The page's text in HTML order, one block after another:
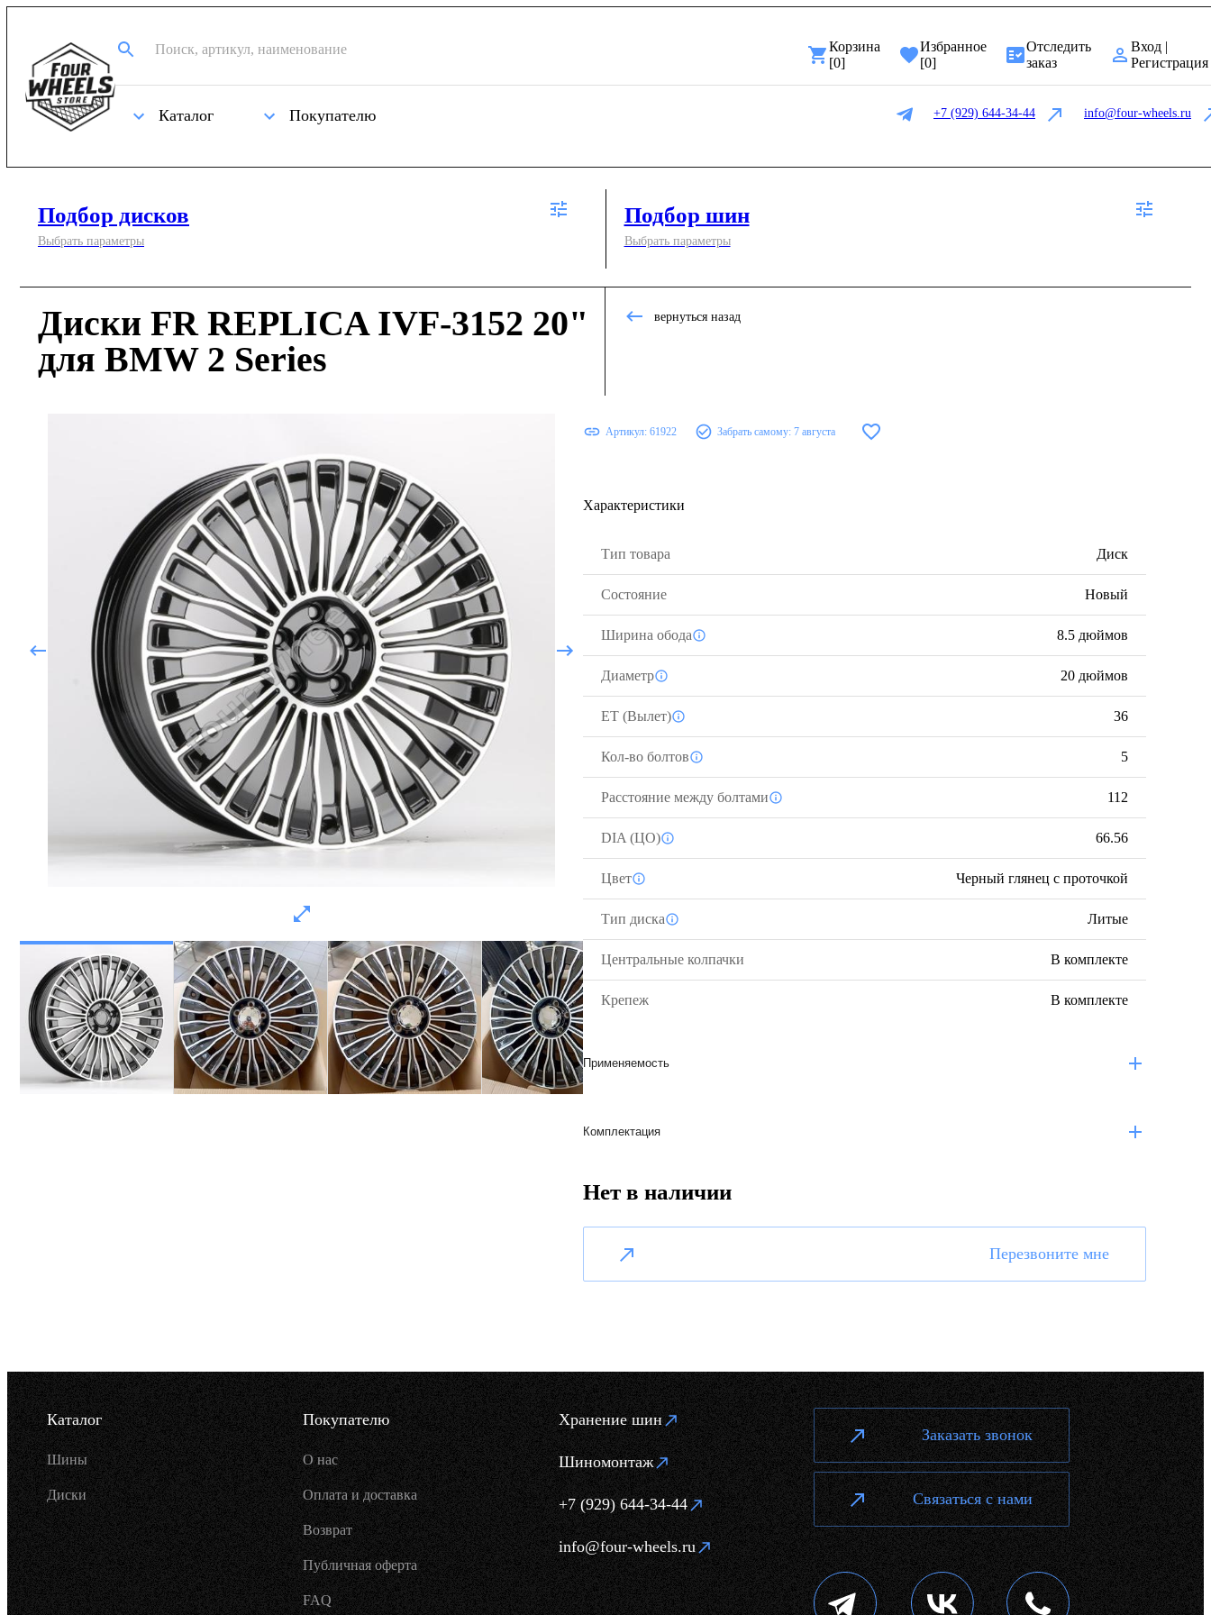
Корзина
[0]
Избранное
[0]
Отследить
заказ
Вход |
Регистрация
Каталог Покупателю +7 (929) 644-34-44 info@four-wheels.ru
Подбор дисков
Выбрать параметры
Подбор шин
Выбрать параметры
Диски FR REPLICA IVF-3152 20"
для BMW 2 Series
вернуться назад
Артикул: 61922 Забрать самому: 7 августа
Характеристики
Тип товара Диск
Состояние Новый
Ширина обода 8.5 дюймов
Диаметр 20 дюймов
ЕТ (Вылет) 36
Кол-во болтов 5
Расстояние между болтами 112
DIA (ЦО) 66.56
Цвет Черный глянец с проточкой
Тип диска Литые
Центральные колпачки В комплекте
Крепеж В комплекте
Применяемость
Комплектация
Нет в наличии
Перезвоните мне
Каталог
Шины
Диски
Покупателю
О нас
Оплата и доставка
Возврат
Публичная оферта
FAQ
Хранение шин
Шиномонтаж
+7 (929) 644-34-44
info@four-wheels.ru
Заказать звонок
Связаться с нами